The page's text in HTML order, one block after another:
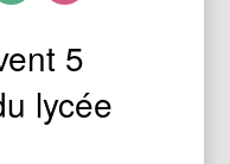
5
lycée